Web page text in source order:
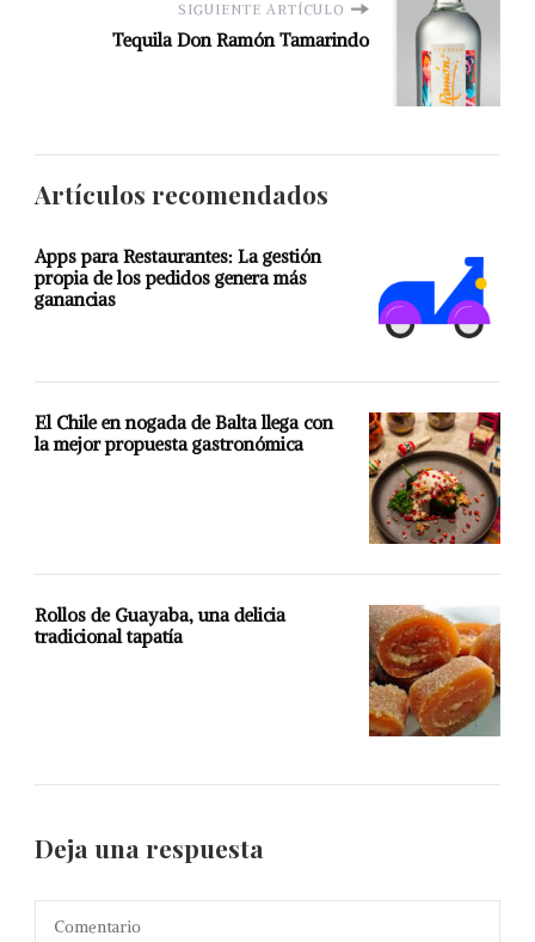
SIGUIENTE ARTÍCULO
Tequila Don Ramón Tamarindo
Artículos recomendados
Apps para Restaurantes: La gestión
propia de los pedidos genera más
ganancias
El Chile en nogada de Balta llega con
la mejor propuesta gastronómica
Rollos de Guayaba, una delicia
tradicional tapatía
Deja una respuesta